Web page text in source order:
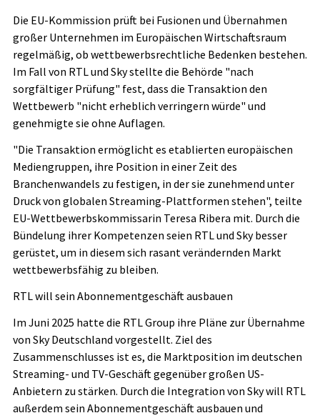
Die EU-Kommission prüft bei Fusionen und Übernahmen
großer Unternehmen im Europäischen Wirtschaftsraum
regelmäßig, ob wettbewerbsrechtliche Bedenken bestehen.
Im Fall von RTL und Sky stellte die Behörde "nach
sorgfältiger Prüfung" fest, dass die Transaktion den
Wettbewerb "nicht erheblich verringern würde" und
genehmigte sie ohne Auflagen.
"Die Transaktion ermöglicht es etablierten europäischen
Mediengruppen, ihre Position in einer Zeit des
Branchenwandels zu festigen, in der sie zunehmend unter
Druck von globalen Streaming-Plattformen stehen", teilte
EU-Wettbewerbskommissarin Teresa Ribera mit. Durch die
Bündelung ihrer Kompetenzen seien RTL und Sky besser
gerüstet, um in diesem sich rasant verändernden Markt
wettbewerbsfähig zu bleiben.
RTL will sein Abonnementgeschäft ausbauen
Im Juni 2025 hatte die RTL Group ihre Pläne zur Übernahme
von Sky Deutschland vorgestellt. Ziel des
Zusammenschlusses ist es, die Marktposition im deutschen
Streaming- und TV-Geschäft gegenüber großen US-
Anbietern zu stärken. Durch die Integration von Sky will RTL
außerdem sein Abonnementgeschäft ausbauen und